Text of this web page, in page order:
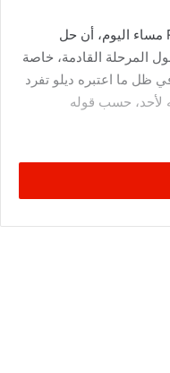
وأكد ديلو خلال حضوره في برنامج RDV9 مساء اليوم، أن حل
المرحلة القادمة، خاصة
ظل ما اعتبره ديلو تفرد
لأحد، حسب قوله